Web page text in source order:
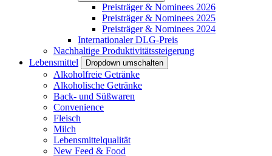
Preisträger & Nominees 2026
Preisträger & Nominees 2025
Preisträger & Nominees 2024
Internationaler DLG-Preis
Nachhaltige Produktivitätssteigerung
Lebensmittel
Dropdown umschalten
Alkoholfreie Getränke
Alkoholische Getränke
Back- und Süßwaren
Convenience
Fleisch
Milch
Lebensmittelqualität
New Feed & Food